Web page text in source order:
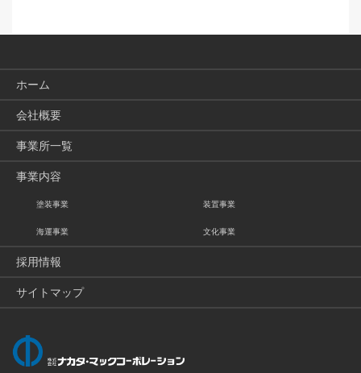
ホーム
会社概要
事業所一覧
事業内容
塗装事業 装置事業
海運事業 文化事業
採用情報
サイトマップ